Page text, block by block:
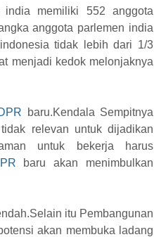
india memiliki 552 anggota
anggota parlemen india
tidak lebih dari 1/3
menjadi kedok melonjaknya
baru.Kendala Sempitnya
relevan untuk dijadikan
untuk bekerja harus
baru akan menimbulkan
itu Pembangunan
akan membuka ladang